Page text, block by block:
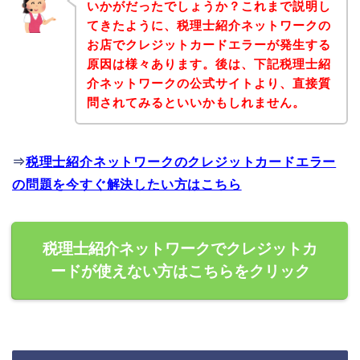
いかがだったでしょうか？これまで説明し
てきたように、税理士紹介ネットワークの
お店でクレジットカードエラーが発生する
原因は様々あります。後は、下記税理士紹
介ネットワークの公式サイトより、直接質
問されてみるといいかもしれません。
⇒税理士紹介ネットワークのクレジットカードエラー
の問題を今すぐ解決したい方はこちら
税理士紹介ネットワークでクレジットカ
ードが使えない方はこちらをクリック